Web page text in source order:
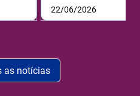
22/06/2026
as notícias